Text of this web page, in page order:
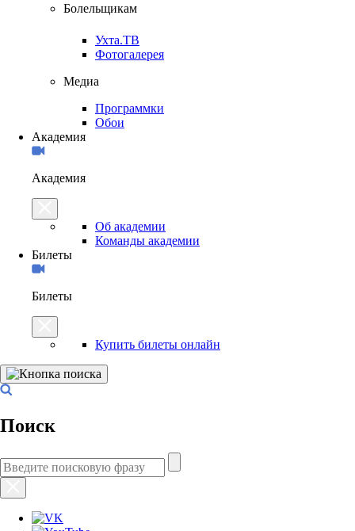
Болельщикам
Ухта.ТВ
Фотогалерея
Медиа
Программки
Обои
Академия
Академия
Об академии
Команды академии
Билеты
Билеты
Купить билеты онлайн
Поиск